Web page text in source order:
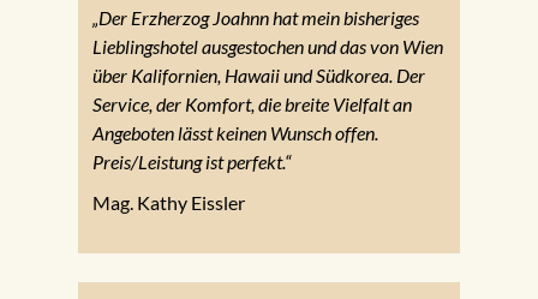
„Der Erzherzog Joahnn hat mein bisheriges
Lieblingshotel ausgestochen und das von Wien
über Kalifornien, Hawaii und Südkorea. Der
Service, der Komfort, die breite Vielfalt an
Angeboten lässt keinen Wunsch offen.
Preis/Leistung ist perfekt.“
Mag. Kathy Eissler